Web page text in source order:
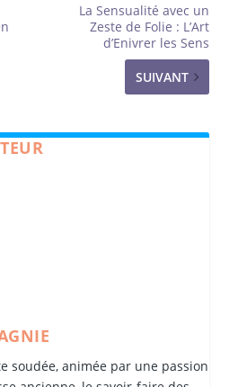
La Sensualité avec un
Zeste de Folie : L’Art
d’Enivrer les Sens
SUIVANT
soudée, animée par une passion